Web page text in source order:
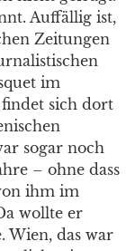
Auffällig ist,
Zeitungen
im
sich dort
sogar noch
– ohne dass
ihm im
wollte er
Wien, das war